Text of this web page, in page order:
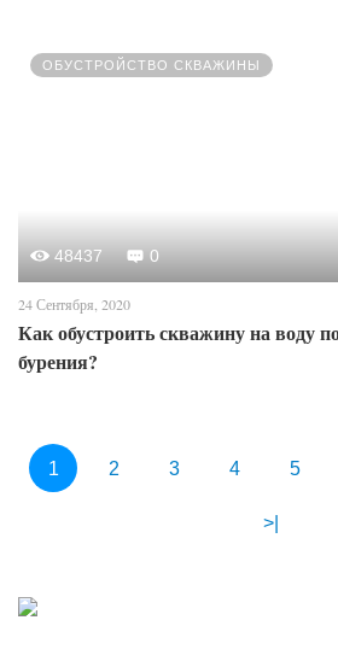
ОБУСТРОЙСТВО СКВАЖИНЫ
48437 0
24 Сентября, 2020
Как обустроить скважину на воду
бурения?
1 2 3 4 5
>|